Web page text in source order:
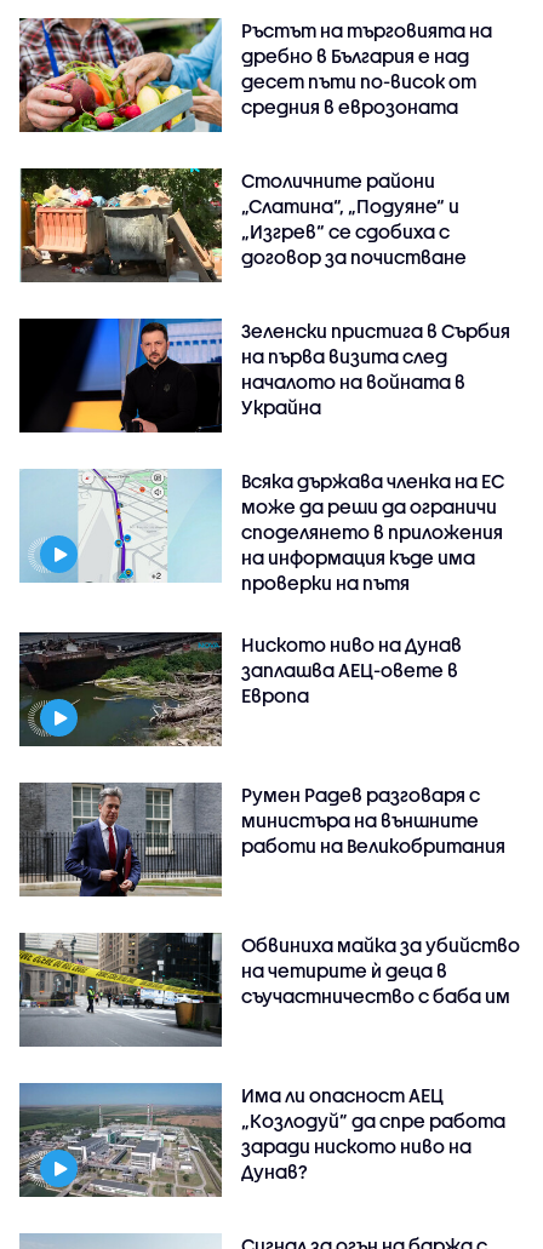
Ръстът на търговията на
дребно в България е над
десет пъти по-висок от
средния в еврозоната
Столичните райони
„Слатина“, „Подуяне“ и
„Изгрев“ се сдобиха с
договор за почистване
Зеленски пристига в Сърбия
на първа визита след
началото на войната в
Украйна
Всяка държава членка на ЕС
може да реши да ограничи
споделянето в приложения
на информация къде има
проверки на пътя
Ниското ниво на Дунав
заплашва АЕЦ-овете в
Европа
Румен Радев разговаря с
министъра на външните
работи на Великобритания
Обвиниха майка за убийство
на четирите ѝ деца в
съучастничество с баба им
Има ли опасност АЕЦ
„Козлодуй” да спре работа
заради ниското ниво на
Дунав?